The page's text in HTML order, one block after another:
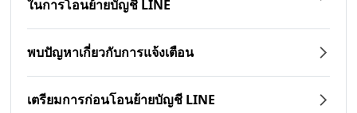
ในการโอนย้ายบัญชี LINE
พบปัญหาเกี่ยวกับการแจ้งเตือน
เตรียมการก่อนโอนย้ายบัญชี LINE